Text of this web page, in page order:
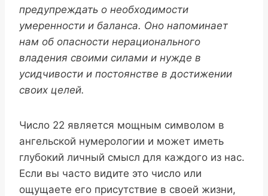
предупреждать о необходимости
умеренности и баланса. Оно напоминает
нам об опасности нерационального
владения своими силами и нужде в
усидчивости и постоянстве в достижении
своих целей.
Число 22 является мощным символом в
ангельской нумерологии и может иметь
глубокий личный смысл для каждого из нас.
Если вы часто видите это число или
ощущаете его присутствие в своей жизни,